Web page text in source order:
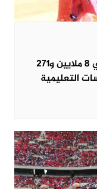
الموسم الدراسي 2026/2025.. حوالي 8 ملايين و271
التعليمية